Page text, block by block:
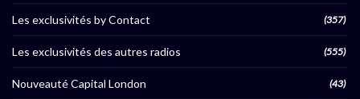
Les exclusivités by Contact (357)
Les exclusivités des autres radios (555)
Nouveauté Capital London (43)